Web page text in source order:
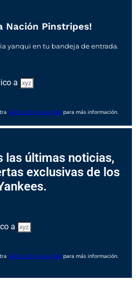
Nación Pinstripes!
yanqui en tu bandeja de entrada.
a
política de privacidad para más información.
las últimas noticias,
exclusivas de los
a
política de privacidad para más información.